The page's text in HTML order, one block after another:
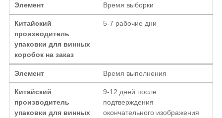
Элемент Время выборки
Китайский
производитель
упаковки для винных
коробок на заказ
5-7 рабочие дни
Элемент Время выполнения
Китайский
производитель
упаковки для винных
9-12 дней после
подтверждения
окончательного изображения